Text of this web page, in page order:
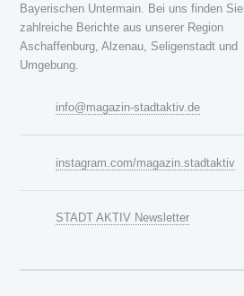
Bayerischen Untermain. Bei uns finden Sie
zahlreiche Berichte aus unserer Region
Aschaffenburg, Alzenau, Seligenstadt und
Umgebung.
info@magazin-stadtaktiv.de
instagram.com/magazin.stadtaktiv
STADT AKTIV Newsletter